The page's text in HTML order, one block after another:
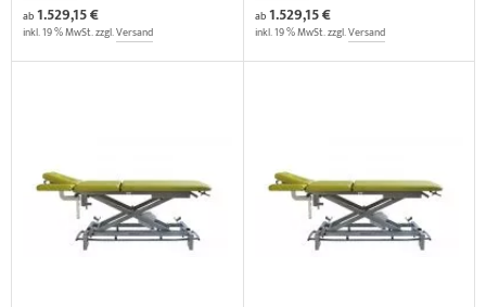
ab1.529,15 €
inkl. 19 % MwSt. zzgl.Versand
ab1.529,15 €
inkl. 19 % MwSt. zzgl.Versand